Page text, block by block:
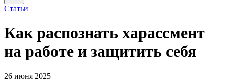
Статьи
Как распознать харассмент
на работе и защитить себя
26 июня 2025